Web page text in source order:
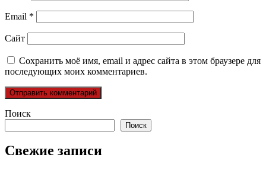
Email *
Сайт
Сохранить моё имя, email и адрес сайта в этом браузере для
последующих моих комментариев.
Поиск
Поиск
Свежие записи